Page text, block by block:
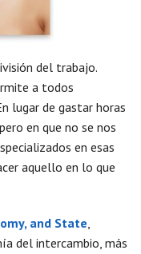
del trabajo.
a todos
lugar de gastar horas
en que no se nos
en esas
aquello en lo que
and State,
del intercambio, más